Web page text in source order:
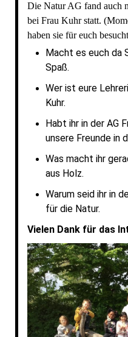
Die Natur AG fand auch
bei Frau Kuhr statt.
haben sie für euch
Macht es euch da
Spaß.
Wer ist eure
Kuhr.
Habt ihr in der AG
unsere Freunde in
Was macht ihr
aus Holz.
Warum seid ihr in
für die Natur.
Vielen Dank für das